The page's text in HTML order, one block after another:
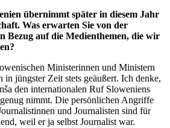
übernimmt später in diesem Jahr
Was erwarten Sie von der
auf die Medienthemen, die wir
Ministerinnen und Ministern
in jüngster Zeit stets geäußert. Ich denke,
den internationalen Ruf Sloweniens
nimmt. Die persönlichen Angriffe
und Journalisten sind für
weil er ja selbst Journalist war.